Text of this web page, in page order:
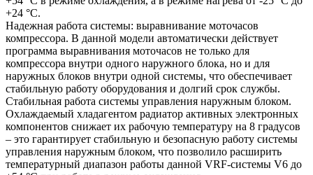
+24 °С.
Надежная работа системы: выравнивание моточасов
компрессора. В данной модели автоматически действует
программа выравнивания моточасов не только для
компрессора внутри одного наружного блока, но и для
наружных блоков внутри одной системы, что обеспечивает
стабильную работу оборудования и долгий срок службы.
Стабильная работа системы управления наружным блоком.
Охлаждаемый хладагентом радиатор активных электронных
компонентов снижает их рабочую температуру на 8 градусов
– это гарантирует стабильную и безопасную работу системы
управления наружным блоком, что позволило расширить
температурный диапазон работы данной VRF-системы V6 до